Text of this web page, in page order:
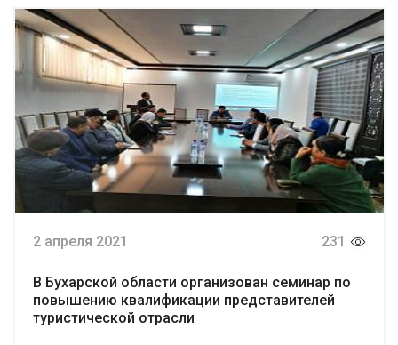
2 апреля 2021 231
В Бухарской области организован семинар по
повышению квалификации представителей
туристической отрасли